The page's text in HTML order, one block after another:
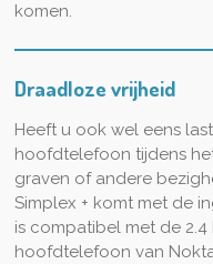
komen.
Draadloze vrijheid
Heeft u ook wel eens
hoofdtelefoon tijdens
graven of andere
Simplex + komt met de
is compatibel met de
hoofdtelefoon van